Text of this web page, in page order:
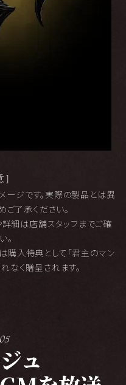
］
ージです。実際の製品とは異
ご了承ください。
細は店舗スタッフまでご確
。
購入特典として「君主のマン
れなく贈呈されます。
ュ